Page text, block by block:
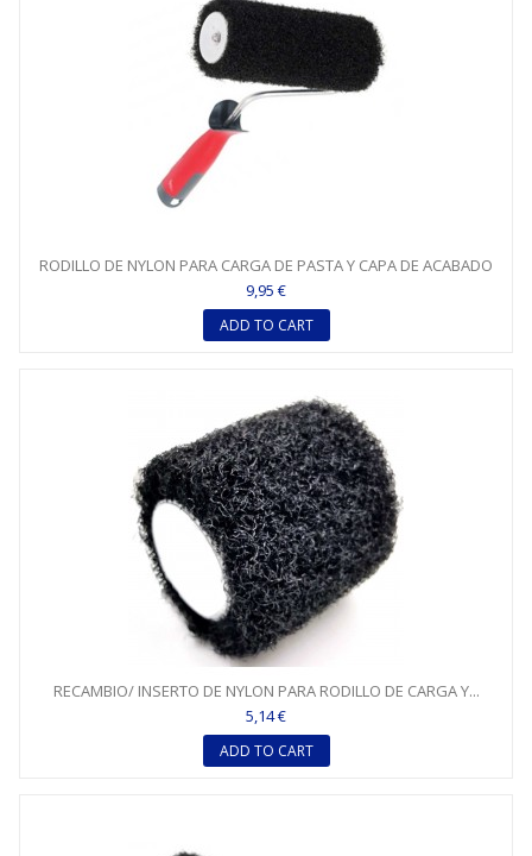
RODILLO DE NYLON PARA CARGA DE PASTA Y CAPA DE ACABADO
Q2...
9,95 €
ADD TO CART
RECAMBIO/ INSERTO DE NYLON PARA RODILLO DE CARGA Y...
5,14 €
ADD TO CART